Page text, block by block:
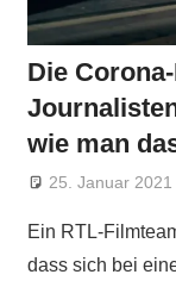
Die
wie man
25. Januar 2021
Ein RTL-
dass sich bei